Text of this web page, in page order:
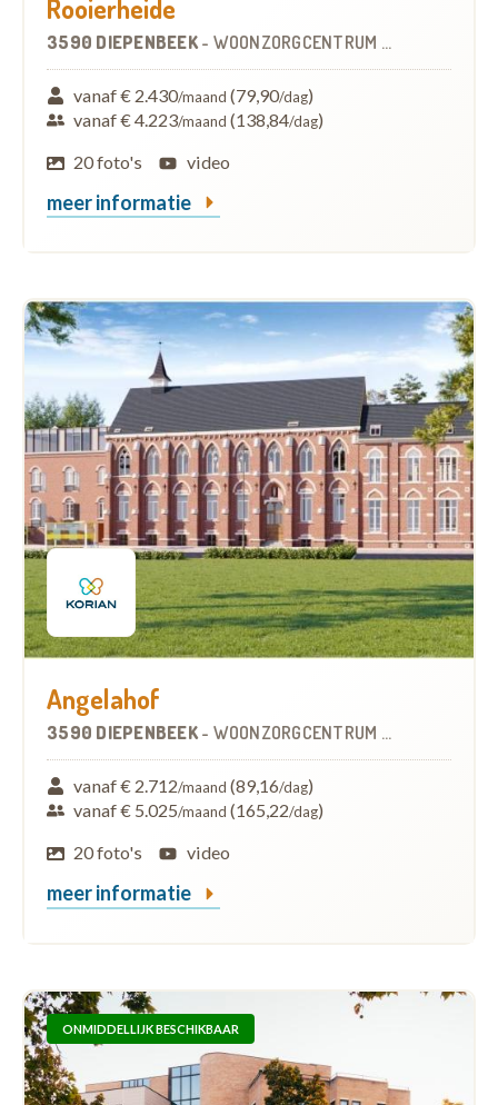
Rooierheide
3590 DIEPENBEEK- WOONZORGCENTRUM (WZC)
vanaf € 2.430/maand (79,90/dag)
vanaf € 4.223/maand (138,84/dag)
20 foto's
video
meer informatie
Angelahof
3590 DIEPENBEEK- WOONZORGCENTRUM (WZC)
vanaf € 2.712/maand (89,16/dag)
vanaf € 5.025/maand (165,22/dag)
20 foto's
video
meer informatie
ONMIDDELLIJK BESCHIKBAAR